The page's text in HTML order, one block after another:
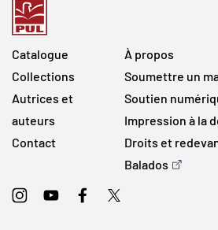
Catalogue
Collections
Autrices et
auteurs
Contact
À propos
Soumettre un
Soutien
Impression à la
Droits et
Balados
InstagramYoutubeFacebookTwitter